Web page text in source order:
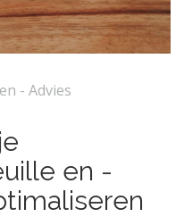
- Advies
en -